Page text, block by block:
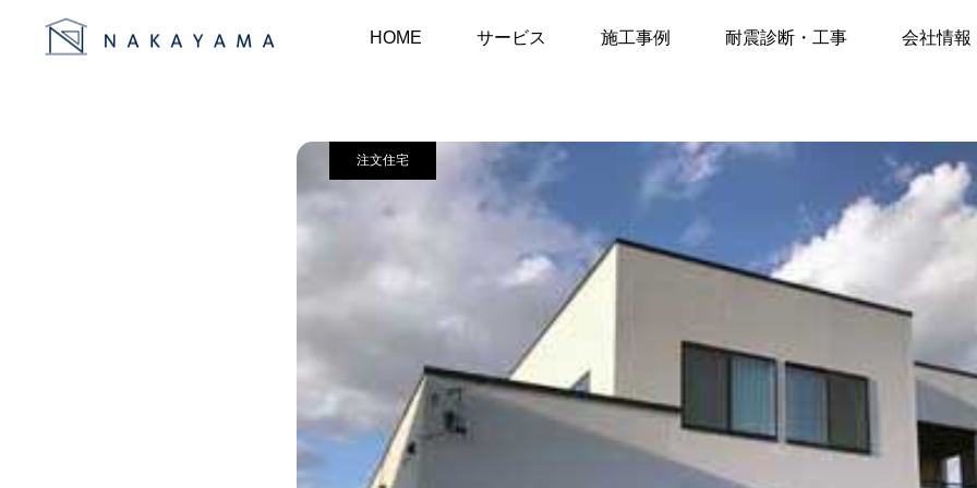
HOME サービス 施工事例 耐震診断・工事 会社情報
事例 注文住宅 尾張旭市 注文住宅1
注文住宅